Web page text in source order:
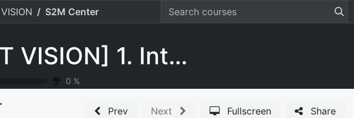
S2M Center
[CABINET VISION] 1. Introdução ao CABINET VISION
0 %
Prev Next Fullscreen Share